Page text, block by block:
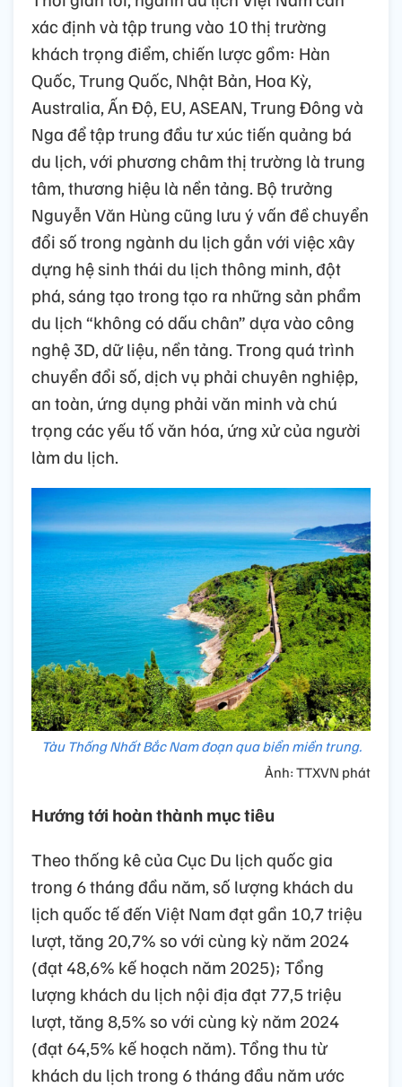
xác định và tập trung vào 10 thị trường
khách trọng điểm, chiến lược gồm: Hàn
Quốc, Trung Quốc, Nhật Bản, Hoa Kỳ,
Australia, Ấn Độ, EU, ASEAN, Trung Đông và
Nga để tập trung đầu tư xúc tiến quảng bá
du lịch, với phương châm thị trường là trung
tâm, thương hiệu là nền tảng. Bộ trưởng
Nguyễn Văn Hùng cũng lưu ý vấn đề chuyển
đổi số trong ngành du lịch gắn với việc xây
dựng hệ sinh thái du lịch thông minh, đột
phá, sáng tạo trong tạo ra những sản phẩm
du lịch “không có dấu chân” dựa vào công
nghệ 3D, dữ liệu, nền tảng. Trong quá trình
chuyển đổi số, dịch vụ phải chuyên nghiệp,
an toàn, ứng dụng phải văn minh và chú
trọng các yếu tố văn hóa, ứng xử của người
làm du lịch.
Tàu Thống Nhất Bắc Nam đoạn qua biển miền trung.
Ảnh: TTXVN phát
Hướng tới hoàn thành mục tiêu
Theo thống kê của Cục Du lịch quốc gia
trong 6 tháng đầu năm, số lượng khách du
lịch quốc tế đến Việt Nam đạt gần 10,7 triệu
lượt, tăng 20,7% so với cùng kỳ năm 2024
(đạt 48,6% kế hoạch năm 2025); Tổng
lượng khách du lịch nội địa đạt 77,5 triệu
lượt, tăng 8,5% so với cùng kỳ năm 2024
(đạt 64,5% kế hoạch năm). Tổng thu từ
khách du lịch trong 6 tháng đầu năm ước